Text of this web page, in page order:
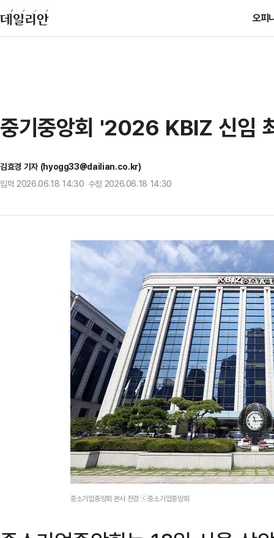
오피
중기중앙회 '2026 KBIZ 신임
김효경 기자 (hyogg33@dailian.co.kr)
입력 2026.06.18 14:30 수정 2026.06.18 14:30
중소기업중앙회 본사 전경 ⓒ중소기업중앙회